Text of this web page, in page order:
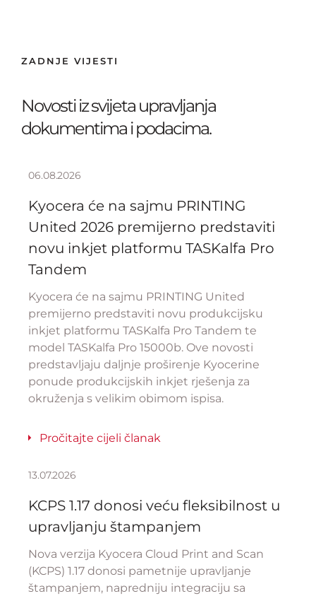
ZADNJE VIJESTI
Novosti iz svijeta upravljanja
dokumentima i podacima.
06.08.2026
Kyocera će na sajmu PRINTING
United 2026 premijerno predstaviti
novu inkjet platformu TASKalfa Pro
Tandem
Kyocera će na sajmu PRINTING United
premijerno predstaviti novu produkcijsku
inkjet platformu TASKalfa Pro Tandem te
model TASKalfa Pro 15000b. Ove novosti
predstavljaju daljnje proširenje Kyocerine
ponude produkcijskih inkjet rješenja za
okruženja s velikim obimom ispisa.
Pročitajte cijeli članak
13.07.2026
KCPS 1.17 donosi veću fleksibilnost u
upravljanju štampanjem
Nova verzija Kyocera Cloud Print and Scan
(KCPS) 1.17 donosi pametnije upravljanje
štampanjem, napredniju integraciju sa